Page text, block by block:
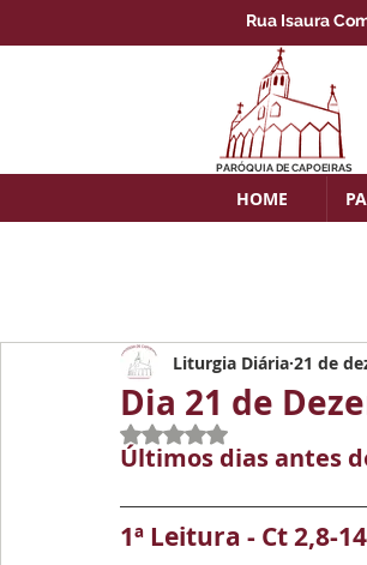
Rua Isaura
PARÓQUIA DE CAPOEIRAS
HOME
Dia 21 de
Liturgia Diária 21 de
Avaliado com NaN de 5
Últimos dias antes
1ª Leitura - Ct 2,8-14